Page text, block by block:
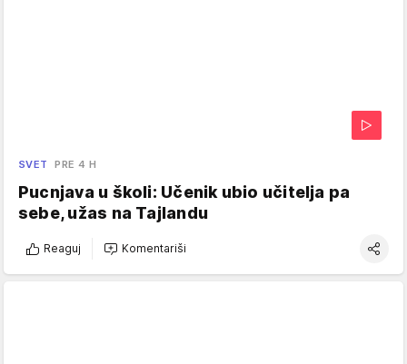
SVET PRE 4 H
Pucnjava u školi: Učenik ubio učitelja pa
sebe, užas na Tajlandu
Reaguj Komentariši